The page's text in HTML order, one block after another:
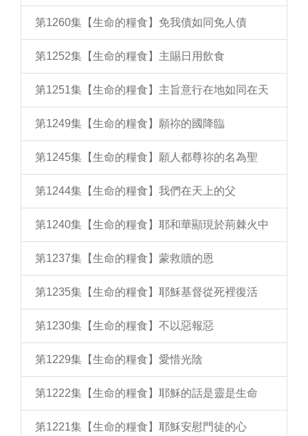
第1260集【生命的糧食】免我債如同免人債
第1252集【生命的糧食】主賜日用飲食
第1251集【生命的糧食】主旨意行在地如同在天
第1249集【生命的糧食】願祢的國降臨
第1245集【生命的糧食】願人都尊祢的名為聖
第1244集【生命的糧食】我們在天上的父
第1240集【生命的糧食】耶和華顯現於荊棘火中
第1237集【生命的糧食】蒙救贖的恩
第1235集【生命的糧食】耶穌基督從死裡復活
第1230集【生命的糧食】不以惡報惡
第1229集【生命的糧食】愛惜光陰
第1222集【生命的糧食】耶穌的話是靈是生命
第1221集【生命的糧食】耶穌安慰門徒的心